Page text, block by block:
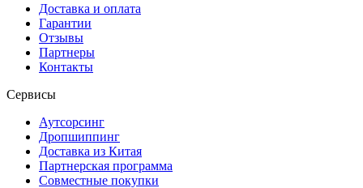
Доставка и оплата
Гарантии
Отзывы
Партнеры
Контакты
Сервисы
Аутсорсинг
Дропшиппинг
Доставка из Китая
Партнерская программа
Совместные покупки